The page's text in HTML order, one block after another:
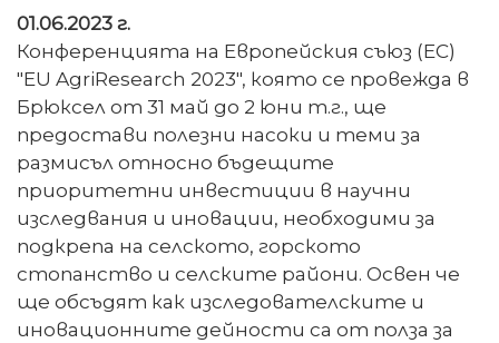
01.06.2023 г.
Конференцията на Европейския съюз (ЕС)
"EU AgriResearch 2023", която се провежда в
Брюксел от 31 май до 2 юни т.г., ще
предостави полезни насоки и теми за
размисъл относно бъдещите
приоритетни инвестиции в научни
изследвания и иновации, необходими за
подкрепа на селското, горското
стопанство и селските райони. Освен че
ще обсъдят как изследователските и
иновационните дейности са от полза за